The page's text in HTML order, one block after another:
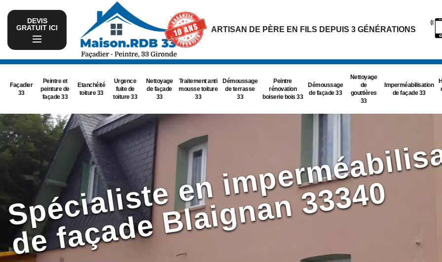
DEVIS
GRATUIT ICI
ARTISAN DE PÈRE EN FILS DEPUIS 3 GÉNÉRATIONS
Façadier
33
Peintre et
peinture de
façade 33
Etanchéité
toiture 33
Urgence
fuite de
toiture 33
Nettoyage
de façade
33
Traitement anti
mousse toiture
33
Démoussage
de terrasse
33
Peintre
rénovation
boiserie bois 33
Démoussage
de façade 33
Nettoyage
de
gouttières
33
Imperméabilisation
de façade 33
e
0